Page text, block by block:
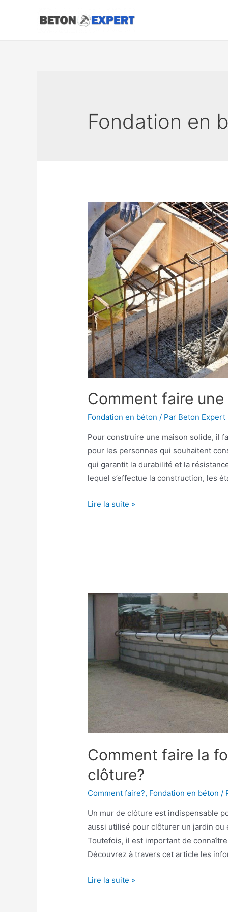
Fondation en
Comment faire
Fondation en béton / Par Beton Expert
Pour construire une maison solide, il
pour les personnes qui souhaitent
qui garantit la durabilité et la
lequel s’effectue la construction, les
Comment
Lire la suite »
Comment faire la
clôture?
Comment faire?, Fondation en béton /
Un mur de clôture est indispensable
aussi utilisé pour clôturer un jardin
Toutefois, il est important de
Découvrez à travers cet article les
Comment
Lire la suite »